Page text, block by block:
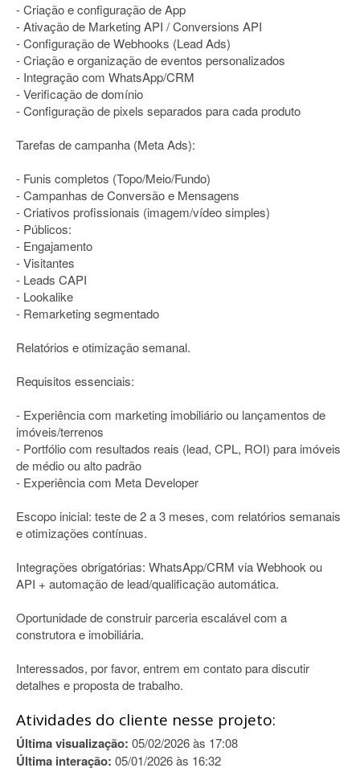
- Criação e configuração de App
- Ativação de Marketing API / Conversions API
- Configuração de Webhooks (Lead Ads)
- Criação e organização de eventos personalizados
- Integração com WhatsApp/CRM
- Verificação de domínio
- Configuração de pixels separados para cada produto
Tarefas de campanha (Meta Ads):
- Funis completos (Topo/Meio/Fundo)
- Campanhas de Conversão e Mensagens
- Criativos profissionais (imagem/vídeo simples)
- Públicos:
- Engajamento
- Visitantes
- Leads CAPI
- Lookalike
- Remarketing segmentado
Relatórios e otimização semanal.
Requisitos essenciais:
- Experiência com marketing imobiliário ou lançamentos de
imóveis/terrenos
- Portfólio com resultados reais (lead, CPL, ROI) para imóveis
de médio ou alto padrão
- Experiência com Meta Developer
Escopo inicial: teste de 2 a 3 meses, com relatórios semanais
e otimizações contínuas.
Integrações obrigatórias: WhatsApp/CRM via Webhook ou
API + automação de lead/qualificação automática.
Oportunidade de construir parceria escalável com a
construtora e imobiliária.
Interessados, por favor, entrem em contato para discutir
detalhes e proposta de trabalho.
Atividades do cliente nesse projeto:
Última visualização: 05/02/2026 às 17:08
Última interação: 05/01/2026 às 16:32